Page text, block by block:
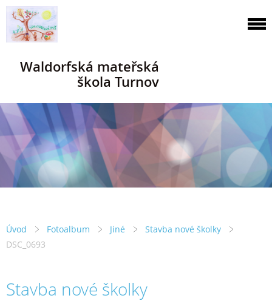
Waldorfská mateřská
škola Turnov
Úvod Fotoalbum Jiné
Stavba nové školky
DSC_0693
Stavba nové školky